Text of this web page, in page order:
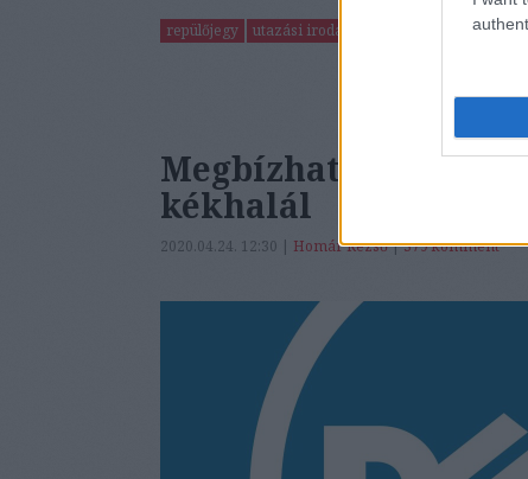
repülőjegy utazási iroda qatar airlines
Megbízhatóan
kékhalál
2020.04.24. 12:30 | Homár Rezső|379komment